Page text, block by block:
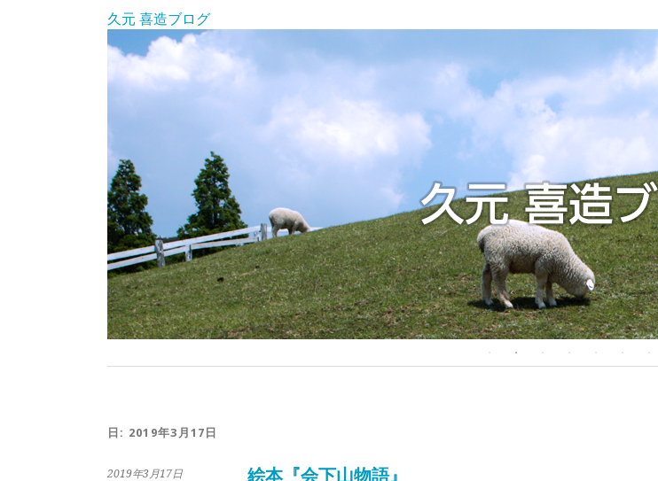
久元 喜造ブログ
日: 2019年3月17日
2019年3月17日
絵本『会下山物語』